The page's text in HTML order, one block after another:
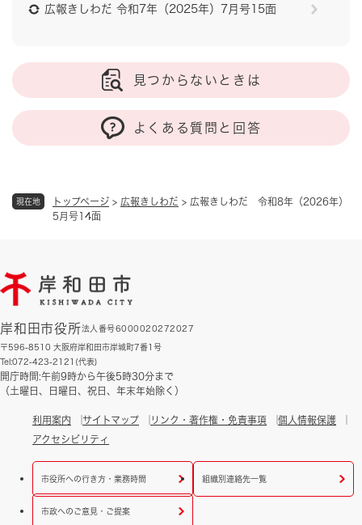
現在地 トップページ > 広報きしわだ > 広報きしわだ 令和8年（2026年）
5月号14面
広報きしわだ 令和7年（2025年）7月号15面
見つからないときは
よくある質問と回答
岸和田市役所法人番号6000020272027
〒596-8510 大阪府岸和田市岸城町7番1号
Tel:072-423-2121(代表)
開庁時間:午前9時から午後5時30分まで
（土曜日、日曜日、祝日、年末年始除く）
利用案内 サイトマップ リンク・著作権・免責事項
個人情報保護
アクセシビリティ
市役所への行き方・業務時間 組織別連絡先一覧
市政へのご意見・ご提案